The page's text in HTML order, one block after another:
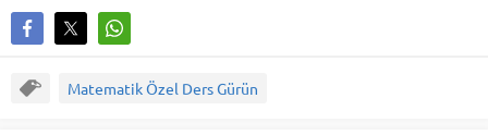
Matematik Özel Ders Gürün